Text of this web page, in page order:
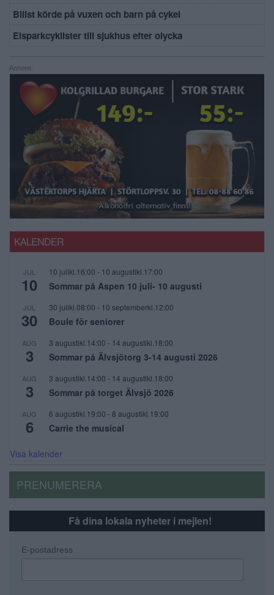
Bilist körde på vuxen och barn på cykel
Elsparkcyklister till sjukhus efter olycka
Annons:
KALENDER
JUL
10
10 julikl.16:00 - 10 augustikl.17:00
Sommar på Aspen 10 juli- 10 augusti
JUL
30
30 julikl.08:00 - 10 septemberkl.12:00
Boule för seniorer
AUG
3
3 augustikl.14:00 - 14 augustikl.18:00
Sommar på Älvsjötorg 3-14 augusti 2026
AUG
3
3 augustikl.14:00 - 14 augustikl.18:00
Sommar på torget Älvsjö 2026
AUG
6
6 augustikl.19:00 - 8 augustikl.19:00
Carrie the musical
Visa kalender
PRENUMERERA
Få dina lokala nyheter i mejlen!
E-postadress